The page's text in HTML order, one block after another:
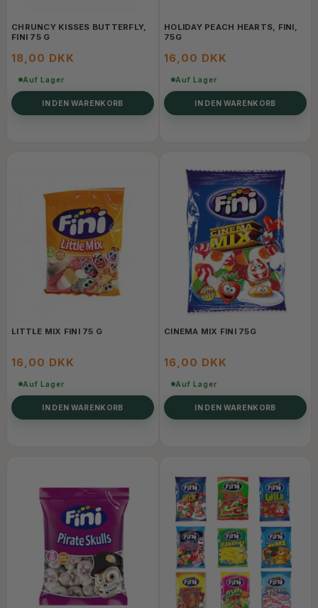
CHRUNCY KISSES BUTTERFLY,
FINI 75 G
18,00 DKK
Auf Lager
IN DEN WARENKORB
HOLIDAY PEACH HEARTS, FINI,
75G
16,00 DKK
Auf Lager
IN DEN WARENKORB
LITTLE MIX FINI 75 G
16,00 DKK
Auf Lager
IN DEN WARENKORB
CINEMA MIX FINI 75G
16,00 DKK
Auf Lager
IN DEN WARENKORB